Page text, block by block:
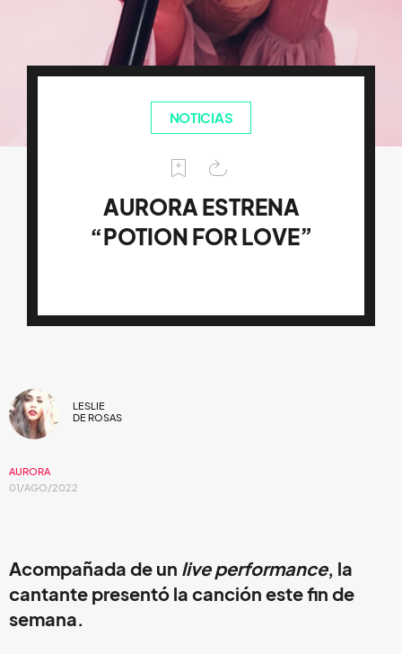
NOTICIAS
AURORA ESTRENA
“POTION FOR LOVE”
LESLIE
DE ROSAS
AURORA
01/AGO/2022
Acompañada de un live performance, la
cantante presentó la canción este fin de
semana.